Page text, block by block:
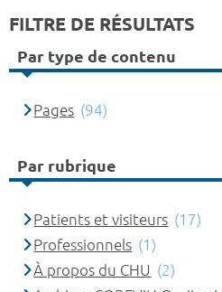
FILTRE DE RÉSULTATS
Par type de contenu
Pages (94)
Par rubrique
Patients et visiteurs (17)
Professionnels (1)
À propos du CHU (2)